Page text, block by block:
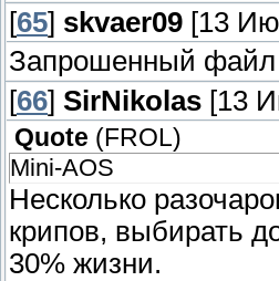
[65] skvaer09 [13
Запрошенный файл
[66] SirNikolas [13
Quote ( FROL)
Mini-AOS
Несколько
крипов, выбирать
30% жизни.